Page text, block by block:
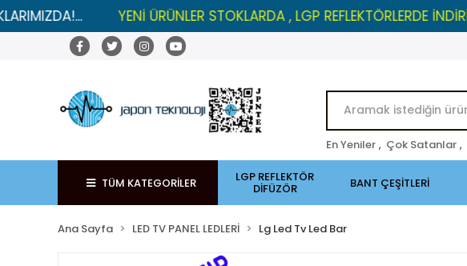
YENİ ÜRÜNLER STOKLARDA , LGP REFLEKTÖRLERDE İNDİRİM.
En Yeniler , Çok Satanlar ,
TÜM KATEGORİLER LGP REFLEKTÖR
DİFÜZÖR BANT ÇEŞİTLERİ
Ana Sayfa LED TV PANEL LEDLERİ Lg Led Tv Led Bar